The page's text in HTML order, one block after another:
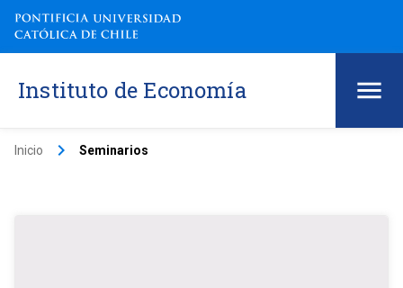
Instituto de Economía
Inicio keyboard_arrow_right Seminarios